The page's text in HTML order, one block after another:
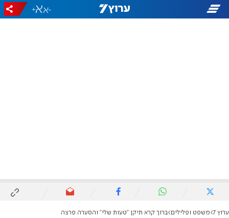
-
+
ערוץ 7 משפט ופלילים ברוך קרא תיקן "טעות שלי" והסערה פרצה